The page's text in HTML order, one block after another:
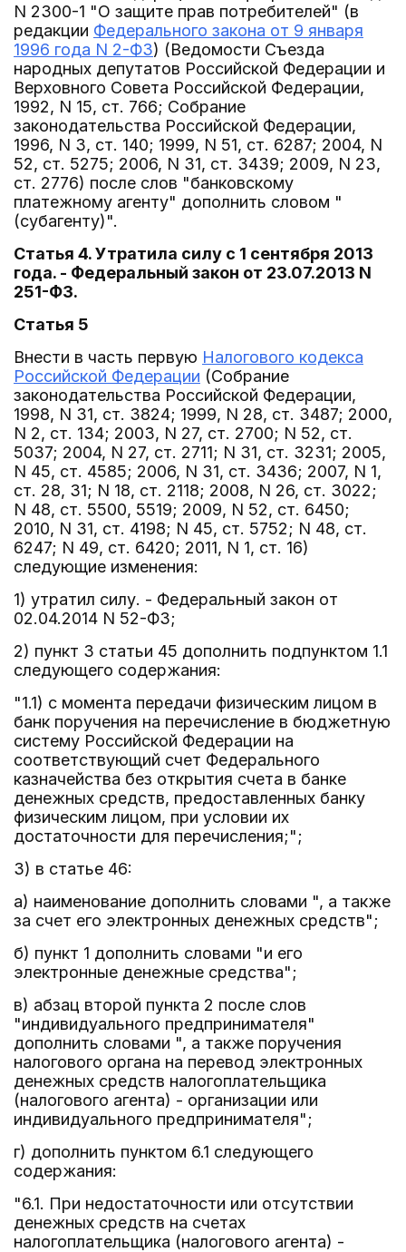
N 2300-1 "О защите прав потребителей" (в
редакции Федерального закона от 9 января
1996 года N 2-ФЗ) (Ведомости Съезда
народных депутатов Российской Федерации и
Верховного Совета Российской Федерации,
1992, N 15, ст. 766; Собрание
законодательства Российской Федерации,
1996, N 3, ст. 140; 1999, N 51, ст. 6287; 2004, N
52, ст. 5275; 2006, N 31, ст. 3439; 2009, N 23,
ст. 2776) после слов "банковскому
платежному агенту" дополнить словом "
(субагенту)".
Статья 4. Утратила силу с 1 сентября 2013
года. - Федеральный закон от 23.07.2013 N
251-ФЗ.
Статья 5
Внести в часть первую Налогового кодекса
Российской Федерации (Собрание
законодательства Российской Федерации,
1998, N 31, ст. 3824; 1999, N 28, ст. 3487; 2000,
N 2, ст. 134; 2003, N 27, ст. 2700; N 52, ст.
5037; 2004, N 27, ст. 2711; N 31, ст. 3231; 2005,
N 45, ст. 4585; 2006, N 31, ст. 3436; 2007, N 1,
ст. 28, 31; N 18, ст. 2118; 2008, N 26, ст. 3022;
N 48, ст. 5500, 5519; 2009, N 52, ст. 6450;
2010, N 31, ст. 4198; N 45, ст. 5752; N 48, ст.
6247; N 49, ст. 6420; 2011, N 1, ст. 16)
следующие изменения:
1) утратил силу. - Федеральный закон от
02.04.2014 N 52-ФЗ;
2) пункт 3 статьи 45 дополнить подпунктом 1.1
следующего содержания:
"1.1) с момента передачи физическим лицом в
банк поручения на перечисление в бюджетную
систему Российской Федерации на
соответствующий счет Федерального
казначейства без открытия счета в банке
денежных средств, предоставленных банку
физическим лицом, при условии их
достаточности для перечисления;";
3) в статье 46:
а) наименование дополнить словами ", а также
за счет его электронных денежных средств";
б) пункт 1 дополнить словами "и его
электронные денежные средства";
в) абзац второй пункта 2 после слов
"индивидуального предпринимателя"
дополнить словами ", а также поручения
налогового органа на перевод электронных
денежных средств налогоплательщика
(налогового агента) - организации или
индивидуального предпринимателя";
г) дополнить пунктом 6.1 следующего
содержания:
"6.1. При недостаточности или отсутствии
денежных средств на счетах
налогоплательщика (налогового агента) -